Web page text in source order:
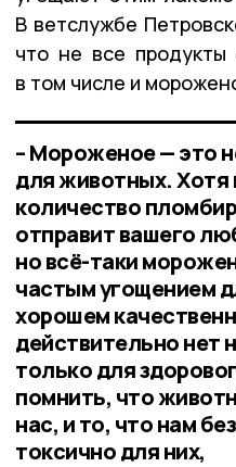
В ветслужбе
что не все
в том числе и
– Мороженое — это
для животных.
количество
отправит вашего
но всё-таки
частым угощением
хорошем
действительно нет
только для
помнить, что
нас, и то, что нам
токсично для них,